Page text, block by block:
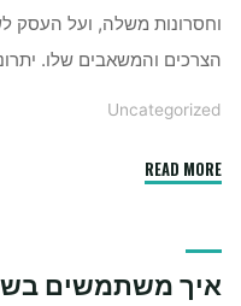
וחסרונות משלה, ועל
הצרכים והמשאבים שלו.
Uncategorized
READ MORE
אתרים
איך משתמשים